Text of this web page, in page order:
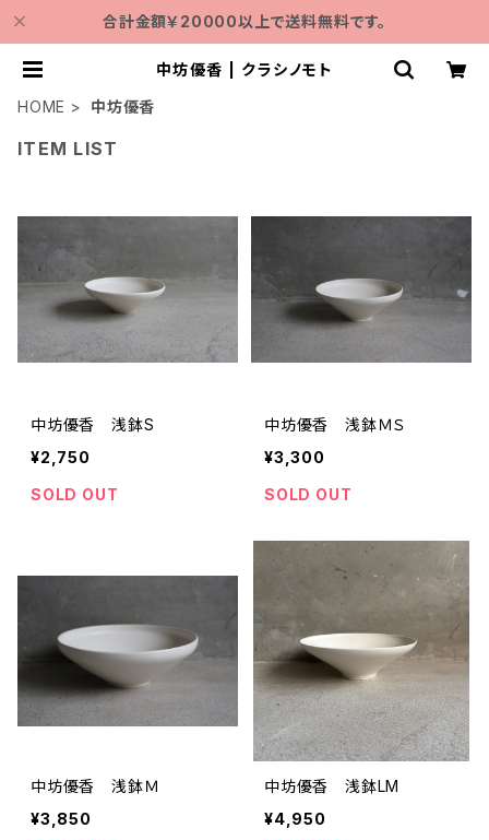
合計金額￥20000以上で送料無料です。
中坊優香 | クラシノモト
HOME
中坊優香
ITEM LIST
中坊優香 浅鉢S
¥2,750
SOLD OUT
中坊優香 浅鉢ＭＳ
¥3,300
SOLD OUT
中坊優香 浅鉢Ｍ
¥3,850
中坊優香 浅鉢LM
¥4,950